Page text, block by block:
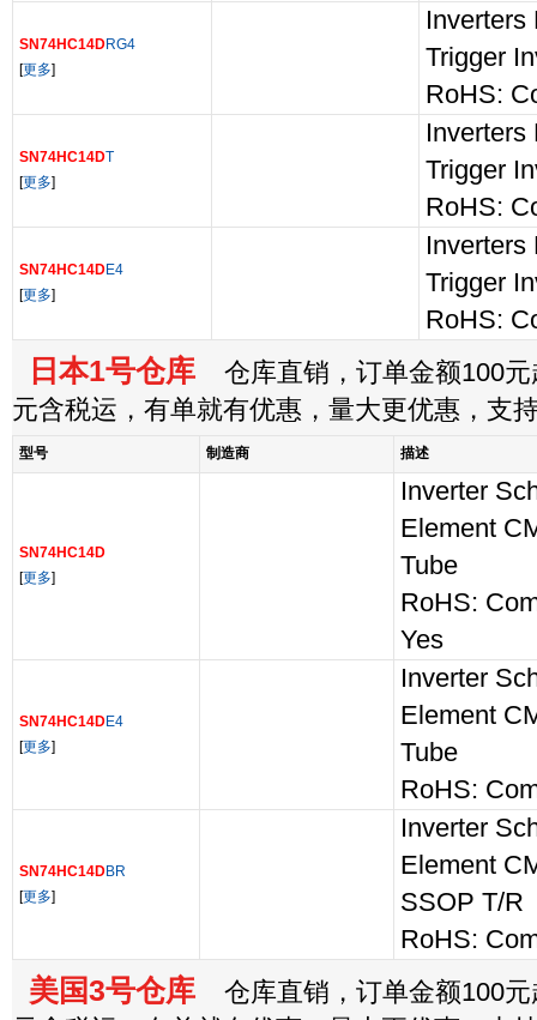
SN74HC14DRG4
[更多]
Inverters
Trigger
RoHS:
SN74HC14DT
[更多]
Inverters
Trigger
RoHS:
SN74HC14DE4
[更多]
Inverters
Trigger
RoHS:
日本1号仓库 仓库直销，订单金额100元
元含税运，有单就有优惠，量大更优惠，支
型号 制造商 描述
SN74HC14D
[更多]
Inverter
Element
Tube
RoHS:
Yes
SN74HC14DE4
[更多]
Inverter
Element
Tube
RoHS:
SN74HC14DBR
[更多]
Inverter
Element
SSOP T/R
RoHS:
美国3号仓库 仓库直销，订单金额100元